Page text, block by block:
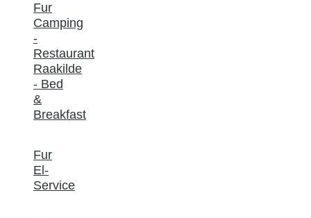
Fur
Camping
-
Restaurant
Raakilde
- Bed
&
Breakfast
Fur
El-
Service